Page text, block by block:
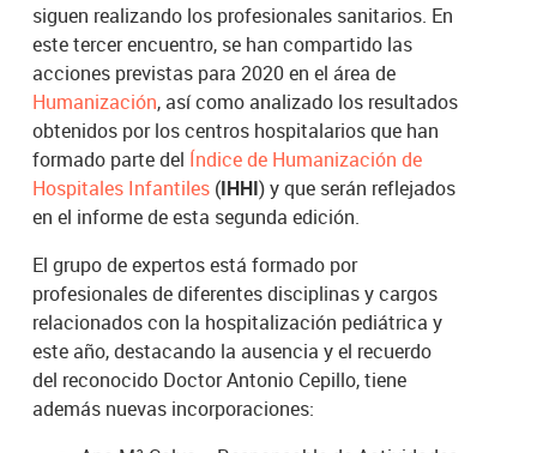
siguen realizando los profesionales sanitarios. En
este tercer encuentro, se han compartido las
acciones previstas para 2020 en el área de
Humanización, así como analizado los resultados
obtenidos por los centros hospitalarios que han
formado parte del Índice de Humanización de
Hospitales Infantiles (IHHI) y que serán reflejados
en el informe de esta segunda edición.
El grupo de expertos está formado por
profesionales de diferentes disciplinas y cargos
relacionados con la hospitalización pediátrica y
este año, destacando la ausencia y el recuerdo
del reconocido Doctor Antonio Cepillo, tiene
además nuevas incorporaciones: